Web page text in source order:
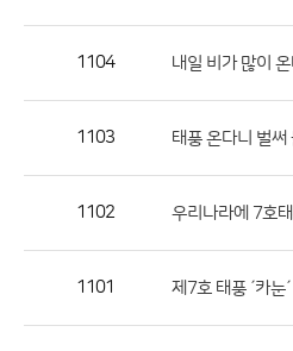
록
공
1104 내일 비가 많이
1103 태풍 온다니 벌써
1102 우리나라에 7호
1101 제7호 태풍 ´카눈